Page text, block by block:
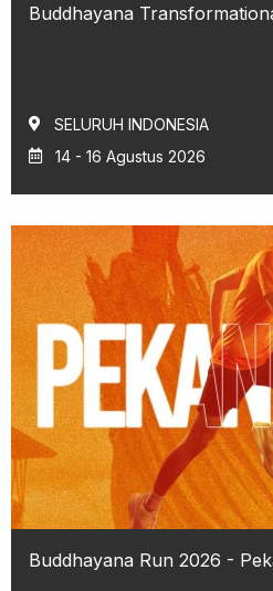
Buddhayana
SELURUH INDONESIA
14 - 16 Agustus 2026
Buddhayana Run 2026 -